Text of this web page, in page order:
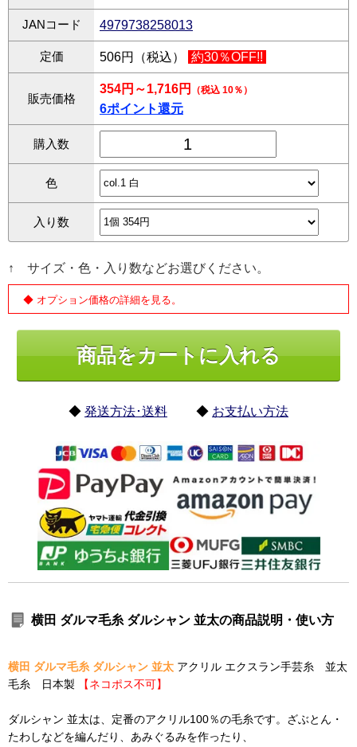
JANコード 4979738258013
定価 506円（税込） 約30％OFF!!
販売価格
354円～1,716円 （税込 10％）
6ポイント還元
購入数
色
入り数
↑ サイズ・色・入り数などお選びください。
◆ オプション価格の詳細を見る。
◆ 発送方法･送料 ◆ お支払い方法
横田 ダルマ毛糸 ダルシャン 並太の商品説明・使い方
横田 ダルマ毛糸 ダルシャン 並太 アクリル エクスラン手芸糸 並太
毛糸 日本製
【ネコポス不可】
ダルシャン 並太は、定番のアクリル100％の毛糸です。ざぶとん・
たわしなどを編んだり、あみぐるみを作ったり、